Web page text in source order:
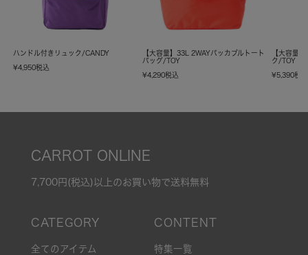
ハンドル付きリュック/CANDY
¥4,950税込
【大容量】33L 2WAYパッカブルトート
バッグ/TOY
¥4,290税込
【大容量
ク/TOY
¥5,390税込
CARROT ONLINE
7,700円(税込)以上のお買い物で送料無料
全てのアイテム 特集一覧